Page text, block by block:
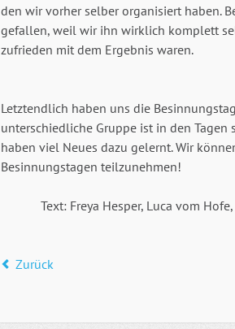
den wir vorher selber organisiert haben.
gefallen, weil wir ihn wirklich komplett
zufrieden mit dem Ergebnis waren.
Letztendlich haben uns die
unterschiedliche Gruppe ist in den Tagen
haben viel Neues dazu gelernt. Wir
Besinnungstagen teilzunehmen!
Text: Freya Hesper, Luca vom
Zurück